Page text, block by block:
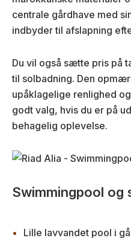
centrale gårdhave med
indbyder til afslapning
Du vil også sætte pris på
til solbadning. Den
upåklagelige renlighed
godt valg, hvis du er på
behagelig oplevelse.
Swimmingpool og
Lille lavvandet pool i